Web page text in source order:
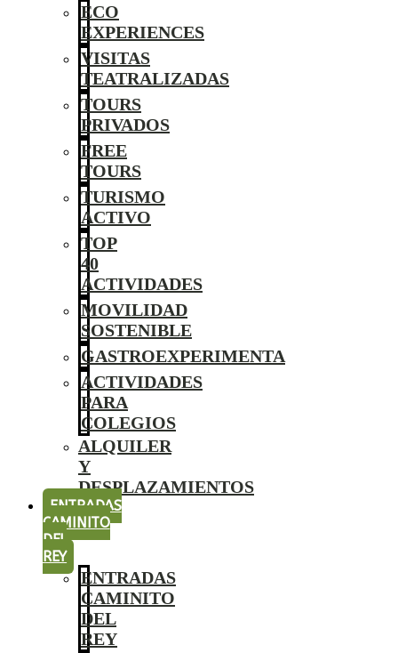
ECO
EXPERIENCES
VISITAS
TEATRALIZADAS
TOURS
PRIVADOS
FREE
TOURS
TURISMO
ACTIVO
TOP
40
ACTIVIDADES
MOVILIDAD
SOSTENIBLE
GASTROEXPERIMENTA
ACTIVIDADES
PARA
COLEGIOS
ALQUILER
Y
DESPLAZAMIENTOS
ENTRADAS
CAMINITO
DEL
REY
ENTRADAS
CAMINITO
DEL
REY